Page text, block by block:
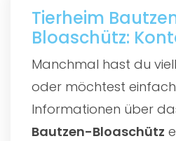
Tierheim
Bloaschütz:
Manchmal hast du
oder möchtest
Informationen über
Bautzen-Bloaschütz